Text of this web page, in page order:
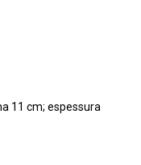
11 cm; espessura